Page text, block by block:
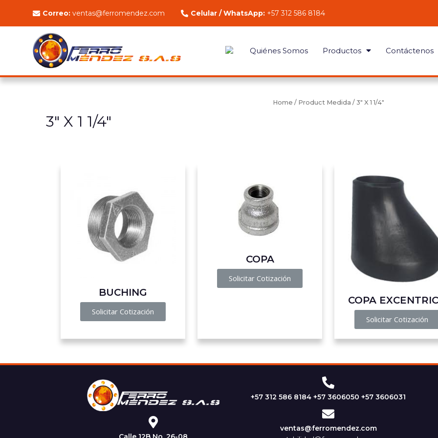
Correo: ventas@ferromendez.com Celular / WhatsApp:+57 312 586 8184
Quiénes Somos Productos Contáctenos
Home / Product Medida / 3" X 1 1/4"
3" X 1 1/4"
BUCHING
Solicitar Cotización
COPA
Solicitar Cotización
COPA
Solicitar Cotización
+57 312 586 8184 +57 3606050 +57 3606031
ventas@ferromendez.com